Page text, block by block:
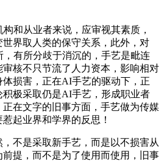
从业者来说，应审视其素质，
界取人类的保守关系，此外，对
有所分歧于消沉的，手艺是毗连
核不只节流了人力资本，影响相对
损害，正在AI手艺的驱动下，正
极采取仍是AI手艺，形成职业者
在文字的旧事方面，手艺做为传媒
起业界和学界的反思！
是采取新手艺，而是以不损害从
提，而不是为了使用而使用，旧事